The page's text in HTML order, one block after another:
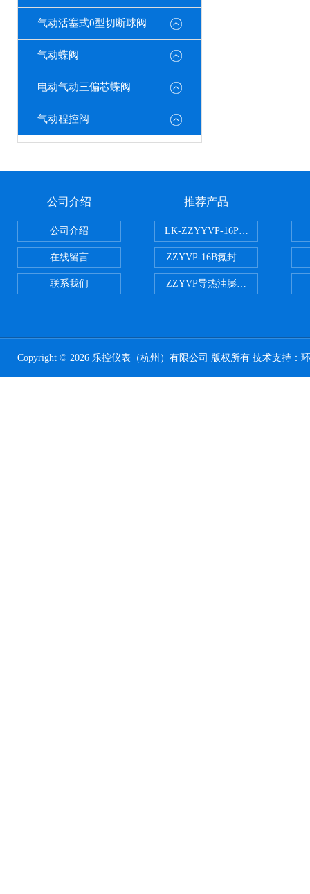
气动活塞式0型切断球阀
气动蝶阀
电动气动三偏芯蝶阀
气动程控阀
公司介绍
公司介绍
在线留言
联系我们
推荐产品
LK-ZZYYVP-16P不锈钢氮封阀
ZZYVP-16B氮封供氮阀
ZZYVP导热油膨胀槽氮封阀
Copyright © 2026 乐控仪表（杭州）有限公司 版权所有 技术支持：